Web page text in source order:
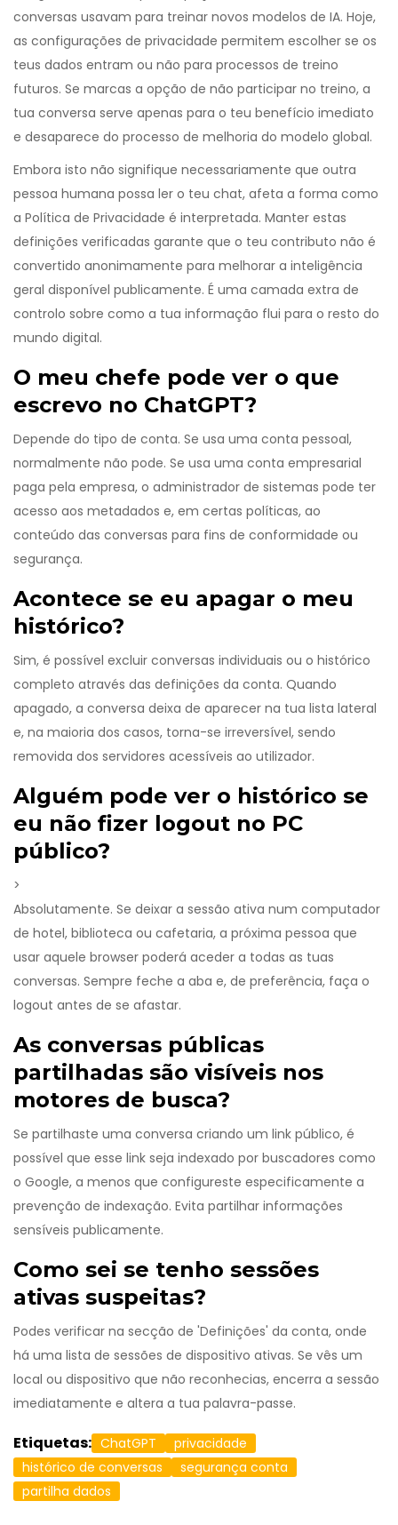
conversas usavam para treinar novos modelos de IA. Hoje,
as configurações de privacidade permitem escolher se os
teus dados entram ou não para processos de treino
futuros. Se marcas a opção de não participar no treino, a
tua conversa serve apenas para o teu benefício imediato
e desaparece do processo de melhoria do modelo global.
Embora isto não signifique necessariamente que outra
pessoa humana possa ler o teu chat, afeta a forma como
a Política de Privacidade é interpretada. Manter estas
definições verificadas garante que o teu contributo não é
convertido anonimamente para melhorar a inteligência
geral disponível publicamente. É uma camada extra de
controlo sobre como a tua informação flui para o resto do
mundo digital.
O meu chefe pode ver o que
escrevo no ChatGPT?
Depende do tipo de conta. Se usa uma conta pessoal,
normalmente não pode. Se usa uma conta empresarial
paga pela empresa, o administrador de sistemas pode ter
acesso aos metadados e, em certas políticas, ao
conteúdo das conversas para fins de conformidade ou
segurança.
Acontece se eu apagar o meu
histórico?
Sim, é possível excluir conversas individuais ou o histórico
completo através das definições da conta. Quando
apagado, a conversa deixa de aparecer na tua lista lateral
e, na maioria dos casos, torna-se irreversível, sendo
removida dos servidores acessíveis ao utilizador.
Alguém pode ver o histórico se
eu não fizer logout no PC
público?
>
Absolutamente. Se deixar a sessão ativa num computador
de hotel, biblioteca ou cafetaria, a próxima pessoa que
usar aquele browser poderá aceder a todas as tuas
conversas. Sempre feche a aba e, de preferência, faça o
logout antes de se afastar.
As conversas públicas
partilhadas são visíveis nos
motores de busca?
Se partilhaste uma conversa criando um link público, é
possível que esse link seja indexado por buscadores como
o Google, a menos que configureste especificamente a
prevenção de indexação. Evita partilhar informações
sensíveis publicamente.
Como sei se tenho sessões
ativas suspeitas?
Podes verificar na secção de 'Definições' da conta, onde
há uma lista de sessões de dispositivo ativas. Se vês um
local ou dispositivo que não reconhecias, encerra a sessão
imediatamente e altera a tua palavra-passe.
Etiquetas: ChatGPT
privacidade
histórico de conversas
segurança conta
partilha dados